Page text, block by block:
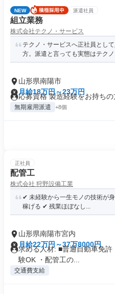
NEW 派遣社員
組立業務
株式会社テクノ・サービス
テクノ・サービスへ正社員とし
方。派遣と言っても実態はテク
山形県南陽市
月給18万円～23万円
応募資格 製造経験をお持ちの
無期雇用派遣 +8個
正社員
配管工
株式会社 狩野設備工業
✔ 未経験から一生モノの技術が
稼げる ✔ 残業ほぼなし...
山形県南陽市宮内
月給22万円～37万8000円
求める人材: ■普通自動車免
験OK ・配管工の...
交通費支給